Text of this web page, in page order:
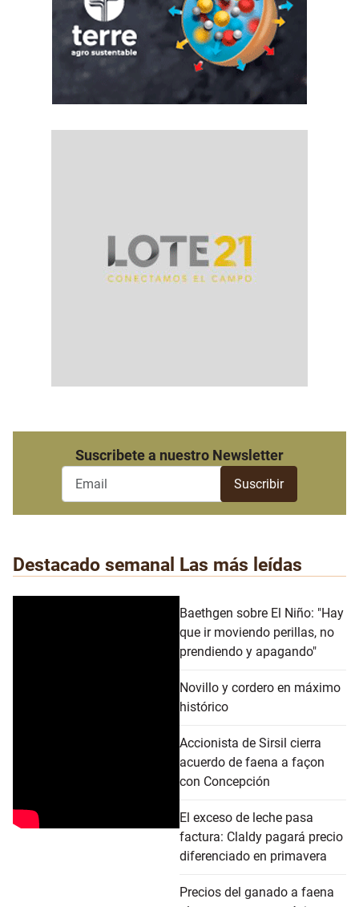
Suscribete a nuestro Newsletter
Destacado semanal Las más leídas
Baethgen sobre El Niño: "Hay
que ir moviendo perillas, no
prendiendo y apagando"
Novillo y cordero en máximo
histórico
Accionista de Sirsil cierra
acuerdo de faena a façon
con Concepción
El exceso de leche pasa
factura: Claldy pagará precio
diferenciado en primavera
Precios del ganado a faena